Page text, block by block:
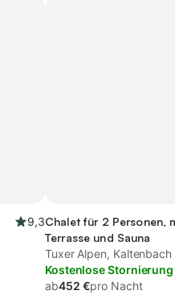
9,3Chalet für 2 Personen,
Terrasse und Sauna
Tuxer Alpen, Kaltenbach
Kostenlose Stornierung
ab452 €pro Nacht